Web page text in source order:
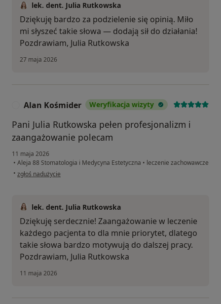
lek. dent. Julia Rutkowska
Dziękuję bardzo za podzielenie się opinią. Miło
mi słyszeć takie słowa — dodają sił do działania!
Pozdrawiam, Julia Rutkowska
27 maja 2026
Alan Kośmider Weryfikacja wizyty
Pani Julia Rutkowska pełen profesjonalizm i
zaangażowanie polecam
11 maja 2026
• Aleja 88 Stomatologia i Medycyna Estetyczna • leczenie zachowawcze
• w opinii użytkownika Alan Kośmider
zgłoś nadużycie
lek. dent. Julia Rutkowska
Dziękuję serdecznie! Zaangażowanie w leczenie
każdego pacjenta to dla mnie priorytet, dlatego
takie słowa bardzo motywują do dalszej pracy.
Pozdrawiam, Julia Rutkowska
11 maja 2026